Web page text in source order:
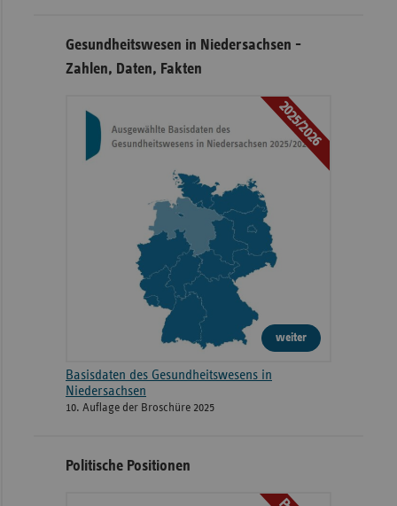
Gesundheitswesen in Niedersachsen -
Zahlen, Daten, Fakten
2025/2026
weiter
Basisdaten des Gesundheitswesens in
Niedersachsen
10. Auflage der Broschüre 2025
Politische Positionen